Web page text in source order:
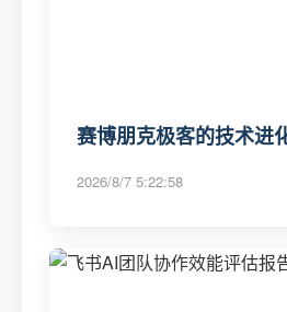
赛博朋克极客的技术进
2026/8/7 5:22:58